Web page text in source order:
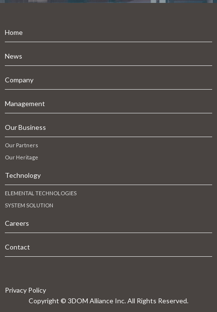
Home
News
Company
Management
Our Business
Our Partners
Our Heritage
Technology
ELEMENTAL TECHNOLOGIES
SYSTEM SOLUTION
Careers
Contact
Privacy Policy
Copyright © 3DOM Alliance Inc. All Rights Reserved.